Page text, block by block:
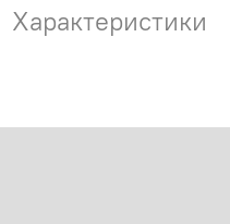
Характеристики